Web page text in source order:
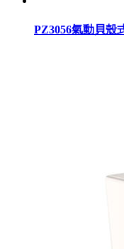
PZ3056氣動​貝殼